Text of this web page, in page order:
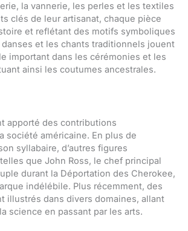
la vannerie, les perles et les textiles
clés de leur artisanat, chaque pièce
et reflétant des motifs symboliques
et les chants traditionnels jouent
important dans les cérémonies et les
ainsi les coutumes ancestrales.
apporté des contributions
société américaine. En plus de
syllabaire, d’autres figures
que John Ross, le chef principal
durant la Déportation des Cherokee,
indélébile. Plus récemment, des
illustrés dans divers domaines, allant
science en passant par les arts.